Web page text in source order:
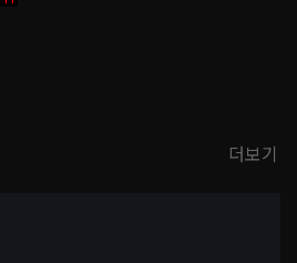
더보기